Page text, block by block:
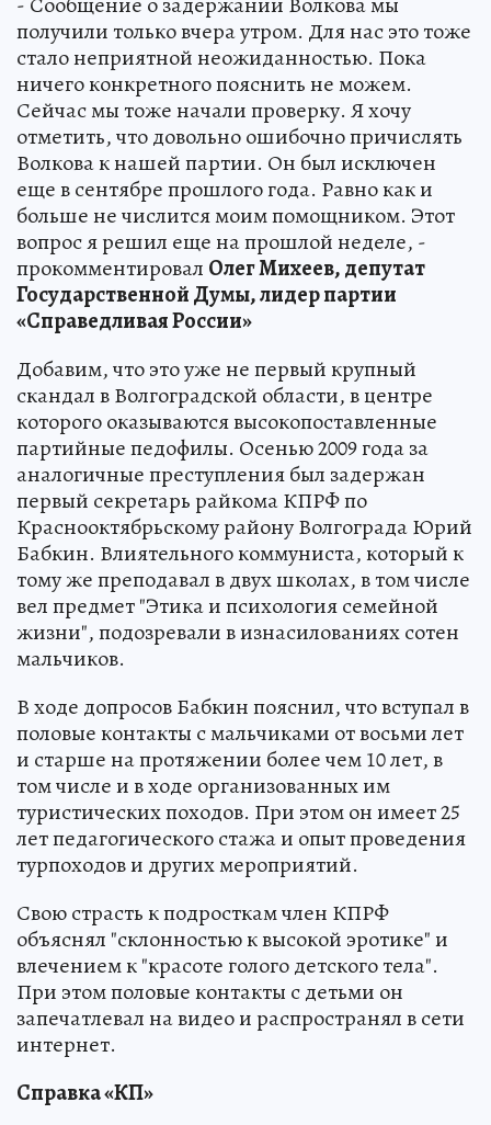
получили только вчера утром. Для нас это тоже
стало неприятной неожиданностью. Пока
ничего конкретного пояснить не можем.
Сейчас мы тоже начали проверку. Я хочу
отметить, что довольно ошибочно причислять
Волкова к нашей партии. Он был исключен
еще в сентябре прошлого года. Равно как и
больше не числится моим помощником. Этот
вопрос я решил еще на прошлой неделе, -
прокомментировал Олег Михеев, депутат
Государственной Думы, лидер партии
«Справедливая России»
Добавим, что это уже не первый крупный
скандал в Волгоградской области, в центре
которого оказываются высокопоставленные
партийные педофилы. Осенью 2009 года за
аналогичные преступления был задержан
первый секретарь райкома КПРФ по
Краснооктябрьскому району Волгограда Юрий
Бабкин. Влиятельного коммуниста, который к
тому же преподавал в двух школах, в том числе
вел предмет "Этика и психология семейной
жизни", подозревали в изнасилованиях сотен
мальчиков.
В ходе допросов Бабкин пояснил, что вступал в
половые контакты с мальчиками от восьми лет
и старше на протяжении более чем 10 лет, в
том числе и в ходе организованных им
туристических походов. При этом он имеет 25
лет педагогического стажа и опыт проведения
турпоходов и других мероприятий.
Свою страсть к подросткам член КПРФ
объяснял "склонностью к высокой эротике" и
влечением к "красоте голого детского тела".
При этом половые контакты с детьми он
запечатлевал на видео и распространял в сети
интернет.
Справка «КП»